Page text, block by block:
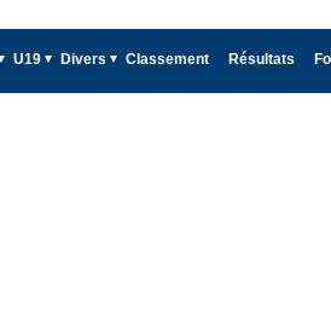
U19 Divers Classement Résultats